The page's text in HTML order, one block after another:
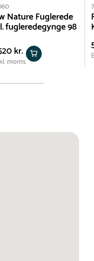
Nature Fuglerede
fugleredegynge 98
kr.
moms